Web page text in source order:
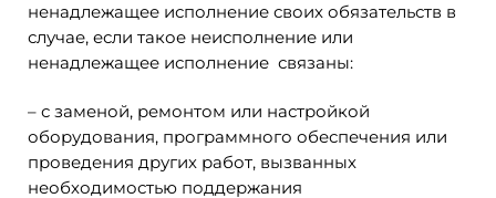
ненадлежащее исполнение своих обязательств в
случае, если такое неисполнение или
ненадлежащее исполнение связаны:
– с заменой, ремонтом или настройкой
оборудования, программного обеспечения или
проведения других работ, вызванных
необходимостью поддержания